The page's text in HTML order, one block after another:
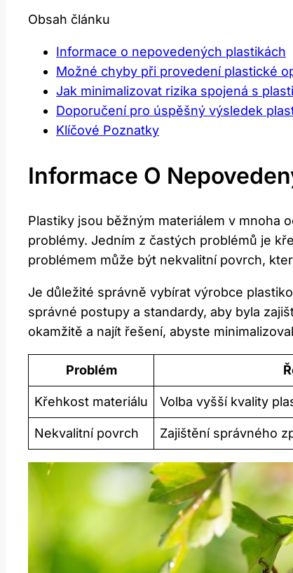
Obsah článku
Informace o nepovedených plastikách
Možné chyby při provedení plastické
Jak minimalizovat rizika spojená s
Doporučení pro úspěšný výsledek
Klíčové Poznatky
Informace O
Plastiky jsou běžným materiálem v mnoha
problémy. Jedním z častých problémů je
problémem může být nekvalitní povrch,
Je důležité správně vybírat výrobce
správné postupy a standardy, aby byla
okamžitě a najít řešení, abyste
Problém
Křehkost materiálu Volba vyšší kvality
Nekvalitní povrch Zajištění správného